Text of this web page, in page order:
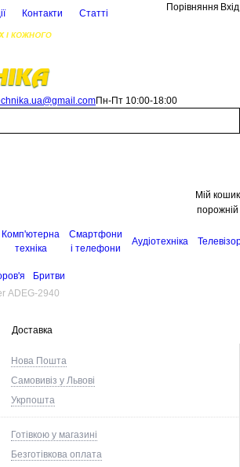
Контакти Статті
Порівняння Вхід
Пн-Пт 10:00-18:00
Мій кошик
порожній
Комп'ютерна
техніка
Смартфони
і телефони
Аудіотехніка
Бритви
ADEG-2940
Доставка
Нова Пошта
Самовивіз у Львові
Укрпошта
Готівкою у магазині
Безготівкова оплата